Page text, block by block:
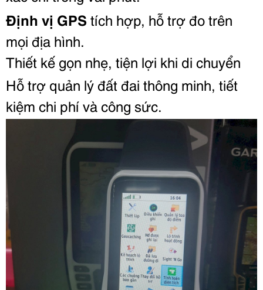
Định vị GPS tích hợp, hỗ trợ đo trên
mọi địa hình.
Thiết kế gọn nhẹ, tiện lợi khi di chuyển
Hỗ trợ quản lý đất đai thông minh, tiết
kiệm chi phí và công sức.